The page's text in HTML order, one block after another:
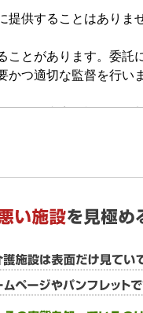
提供することはありま
ことがあります。委
つ適切な監督を行いま
の統計調査のためク